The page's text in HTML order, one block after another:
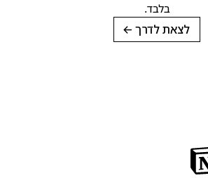
בלבד.
לצאת לדרך→